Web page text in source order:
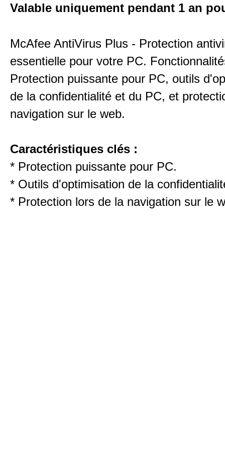
Valable uniquement pendant 1 an
McAfee AntiVirus Plus - Protection
essentielle pour votre PC.
Protection puissante pour PC, outils
de la confidentialité et du PC, et
navigation sur le web.
Caractéristiques clés :
* Protection puissante pour PC.
* Outils d'optimisation de la
* Protection lors de la navigation sur le